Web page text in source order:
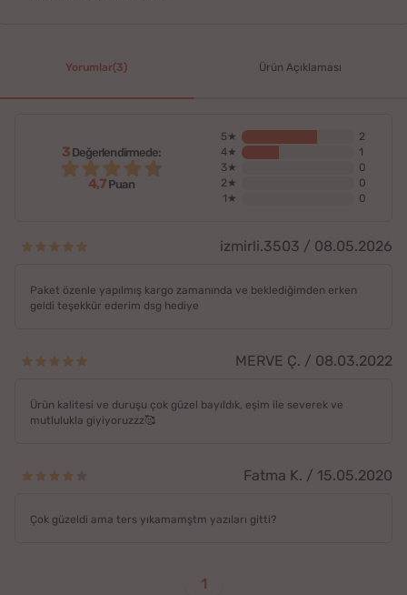
Yorumlar(3) Ürün Açıklaması
3Değerlendirmede:
4,7 Puan
5★
2
4★
1
3★
0
2★
0
1★
0
izmirli.3503 / 08.05.2026
Paket özenle yapılmış kargo zamanında ve beklediğimden erken
geldi teşekkür ederim dsg hediye
MERVE Ç. / 08.03.2022
Ürün kalitesi ve duruşu çok güzel bayıldık, eşim ile severek ve
mutlulukla giyiyoruzzz🥰
Fatma K. / 15.05.2020
Çok güzeldi ama ters yıkamamştm yazıları gitti?
1